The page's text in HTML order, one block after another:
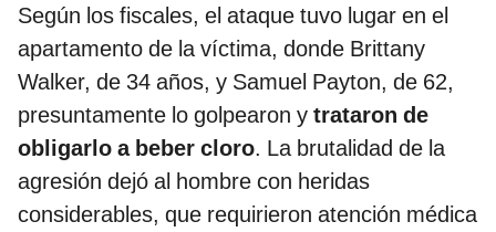
Según los fiscales, el ataque tuvo lugar en el
apartamento de la víctima, donde Brittany
Walker, de 34 años, y Samuel Payton, de 62,
presuntamente lo golpearon y trataron de
obligarlo a beber cloro. La brutalidad de la
agresión dejó al hombre con heridas
considerables, que requirieron atención médica